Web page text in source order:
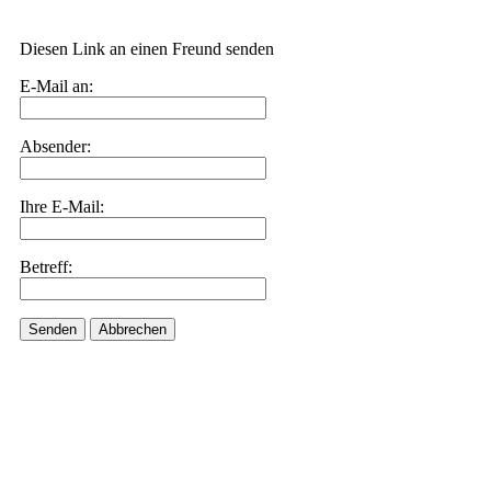
Diesen Link an einen Freund senden
E-Mail an:
Absender:
Ihre E-Mail:
Betreff:
Senden Abbrechen